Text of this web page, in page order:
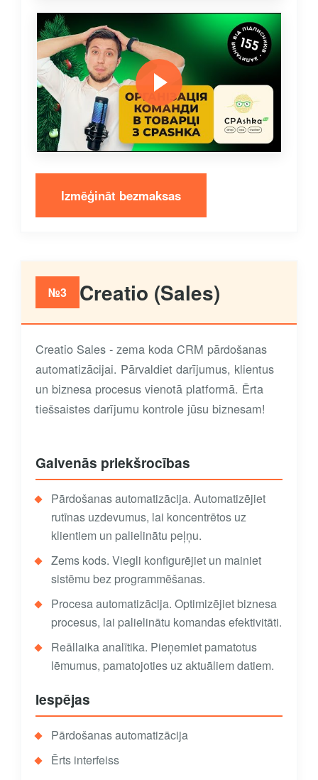
Izmēģināt bezmaksas
№3 Creatio (Sales)
Creatio Sales - zema koda CRM pārdošanas
automatizācijai. Pārvaldiet darījumus, klientus
un biznesa procesus vienotā platformā. Ērta
tiešsaistes darījumu kontrole jūsu biznesam!
Galvenās priekšrocības
Pārdošanas automatizācija. Automatizējiet
rutīnas uzdevumus, lai koncentrētos uz
klientiem un palielinātu peļņu.
Zems kods. Viegli konfigurējiet un mainiet
sistēmu bez programmēšanas.
Procesa automatizācija. Optimizējiet biznesa
procesus, lai palielinātu komandas efektivitāti.
Reāllaika analītika. Pieņemiet pamatotus
lēmumus, pamatojoties uz aktuāliem datiem.
Iespējas
Pārdošanas automatizācija
Ērts interfeiss